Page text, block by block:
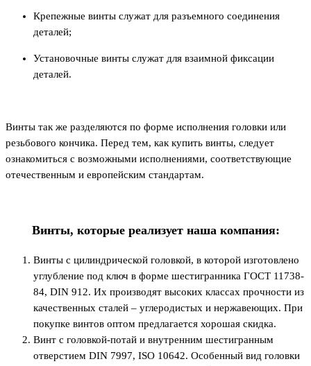
Крепежные винты служат для разъемного соединения
деталей;
Установочные винты служат для взаимной фиксации
деталей.
Винты так же разделяются по форме исполнения головки или
резьбового кончика. Перед тем, как купить винты, следует
ознакомиться с возможными исполнениями, соответствующие
отечественным и европейским стандартам.
Винты, которые реализует наша компания:
Винты с цилиндрической головкой, в которой изготовлено
углубление под ключ в форме шестигранника ГОСТ 11738-
84, DIN 912. Их производят высоких классах прочности из
качественных сталей – углеродистых и нержавеющих. При
покупке винтов оптом предлагается хорошая скидка.
Винт с головкой-потай и внутренним шестигранным
отверстием DIN 7997, ISO 10642. Особенный вид головки